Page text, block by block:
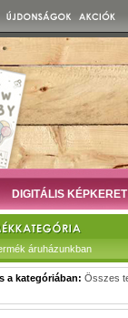
DIGITÁLIS KÉPKERET
áruházunkban
a kategóriában: Összes